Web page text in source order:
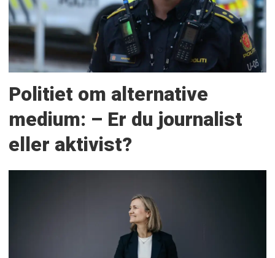
Politiet om alternative
medium: – Er du journalist
eller aktivist?